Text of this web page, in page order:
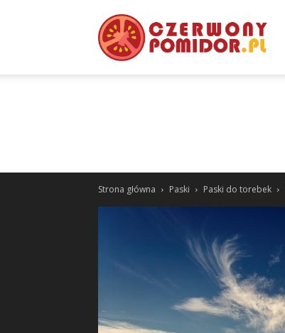
Strona główna Paski Paski do torebek